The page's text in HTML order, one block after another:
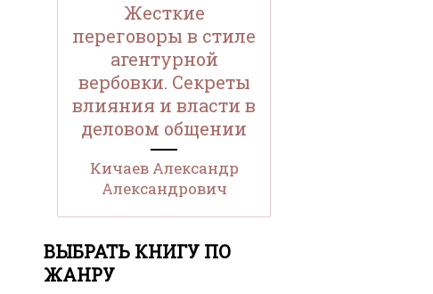
Жесткие
переговоры в стиле
агентурной
вербовки. Секреты
влияния и власти в
деловом общении
Кичаев Александр
Александрович
ВЫБРАТЬ КНИГУ ПО
ЖАНРУ